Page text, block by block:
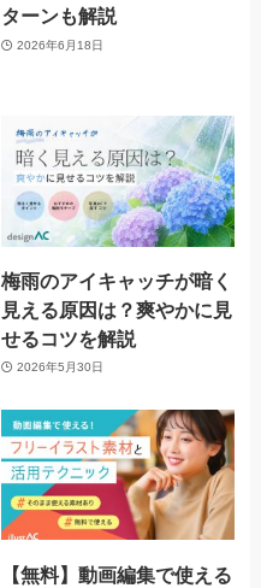
ターンも解説
2026年6月18日
梅雨のアイキャッチが暗く
見える原因は？爽やかに見
せるコツを解説
2026年5月30日
【無料】動画編集で使える